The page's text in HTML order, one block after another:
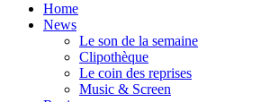
Home
News
Le son de la semaine
Clipothèque
Le coin des reprises
Music & Screen